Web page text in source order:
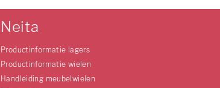
Neita
Productinformatie lagers
Productinformatie wielen
Handleiding meubelwielen